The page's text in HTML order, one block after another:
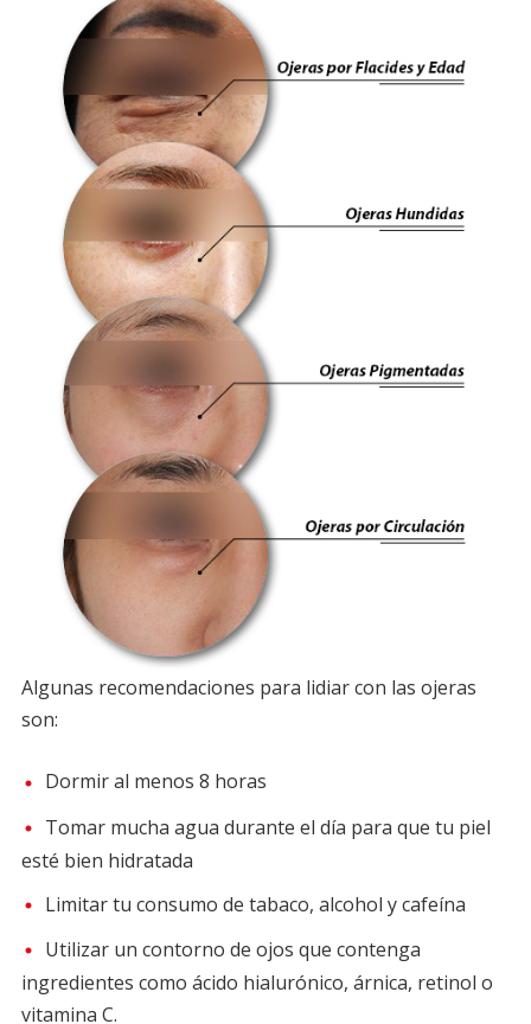
Algunas recomendaciones para lidiar con las ojeras
son:
Dormir al menos 8 horas
Tomar mucha agua durante el día para que tu piel
esté bien hidratada
Limitar tu consumo de tabaco, alcohol y cafeína
Utilizar un contorno de ojos que contenga
ingredientes como ácido hialurónico, árnica, retinol o
vitamina C.